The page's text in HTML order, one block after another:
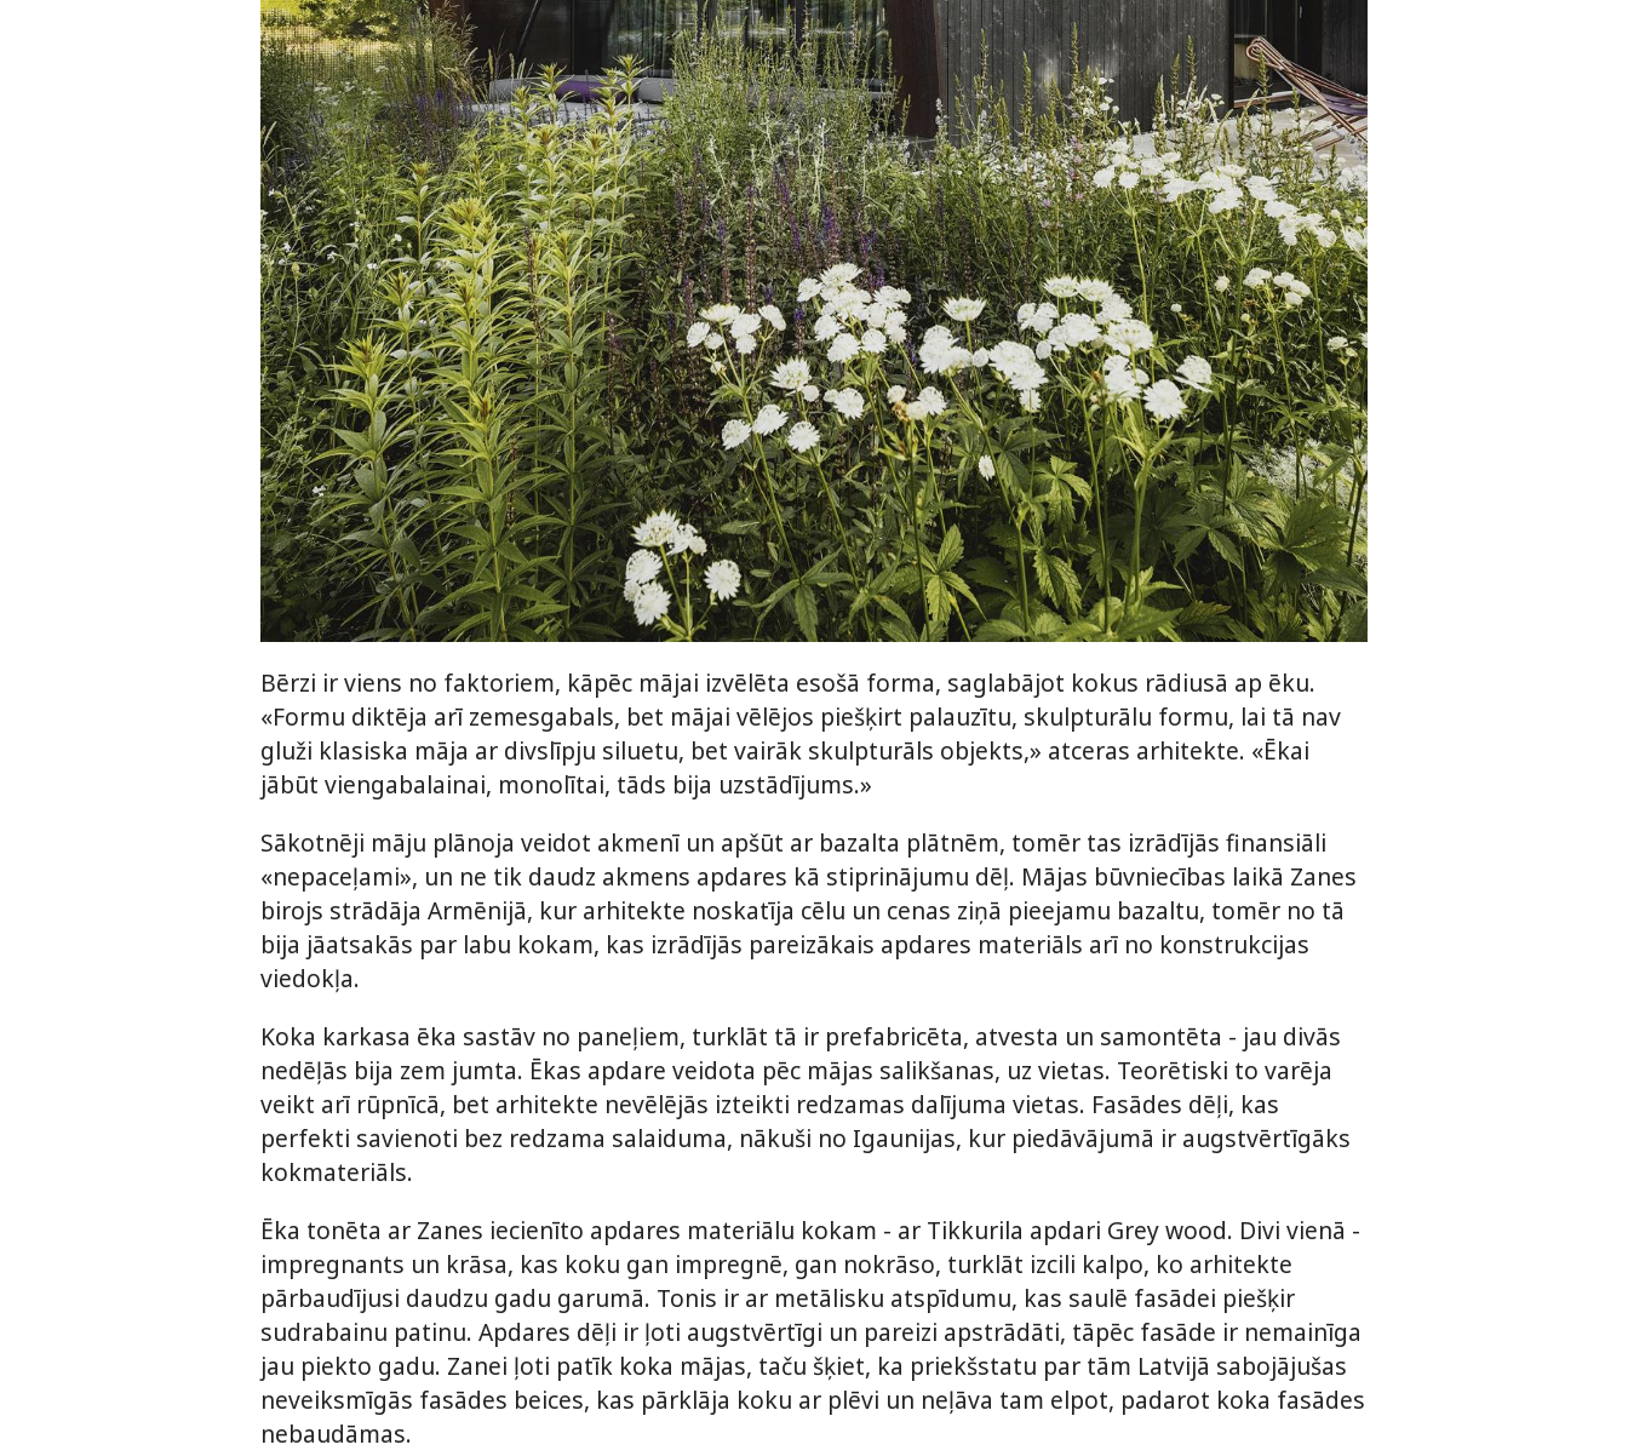
Bērzi ir viens no faktoriem, kāpēc mājai izvēlēta esošā forma, saglabājot kokus rādiusā ap ēku.
«Formu diktēja arī zemesgabals, bet mājai vēlējos piešķirt palauzītu, skulpturālu formu, lai tā nav
gluži klasiska māja ar divslīpju siluetu, bet vairāk skulpturāls objekts,» atceras arhitekte. «Ēkai
jābūt viengabalainai, monolītai, tāds bija uzstādījums.»
Sākotnēji māju plānoja veidot akmenī un apšūt ar bazalta plātnēm, tomēr tas izrādījās finansiāli
«nepaceļami», un ne tik daudz akmens apdares kā stiprinājumu dēļ. Mājas būvniecības laikā Zanes
birojs strādāja Armēnijā, kur arhitekte noskatīja cēlu un cenas ziņā pieejamu bazaltu, tomēr no tā
bija jāatsakās par labu kokam, kas izrādījās pareizākais apdares materiāls arī no konstrukcijas
viedokļa.
Koka karkasa ēka sastāv no paneļiem, turklāt tā ir prefabricēta, atvesta un samontēta - jau divās
nedēļās bija zem jumta. Ēkas apdare veidota pēc mājas salikšanas, uz vietas. Teorētiski to varēja
veikt arī rūpnīcā, bet arhitekte nevēlējās izteikti redzamas dalījuma vietas. Fasādes dēļi, kas
perfekti savienoti bez redzama salaiduma, nākuši no Igaunijas, kur piedāvājumā ir augstvērtīgāks
kokmateriāls.
Ēka tonēta ar Zanes iecienīto apdares materiālu kokam - ar Tikkurila apdari Grey wood. Divi vienā -
impregnants un krāsa, kas koku gan impregnē, gan nokrāso, turklāt izcili kalpo, ko arhitekte
pārbaudījusi daudzu gadu garumā. Tonis ir ar metālisku atspīdumu, kas saulē fasādei piešķir
sudrabainu patinu. Apdares dēļi ir ļoti augstvērtīgi un pareizi apstrādāti, tāpēc fasāde ir nemainīga
jau piekto gadu. Zanei ļoti patīk koka mājas, taču šķiet, ka priekšstatu par tām Latvijā sabojājušas
neveiksmīgās fasādes beices, kas pārklāja koku ar plēvi un neļāva tam elpot, padarot koka fasādes
nebaudāmas.